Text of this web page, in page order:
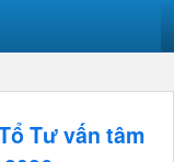
Tư vấn tâm